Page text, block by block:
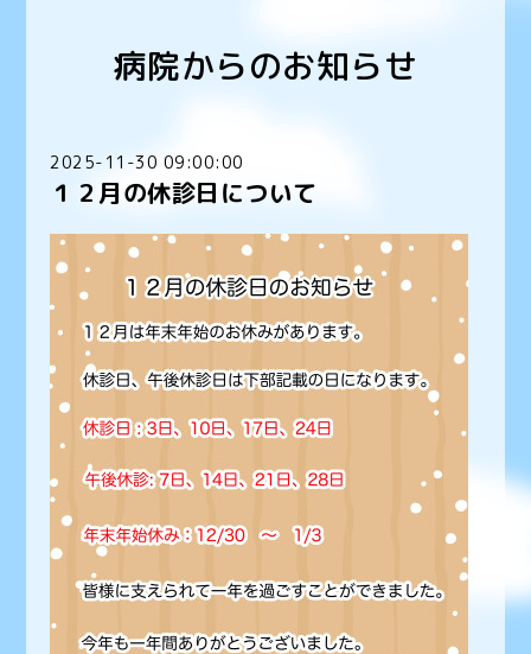
病院からのお知らせ
2025-11-30 09:00:00
１２月の休診日について